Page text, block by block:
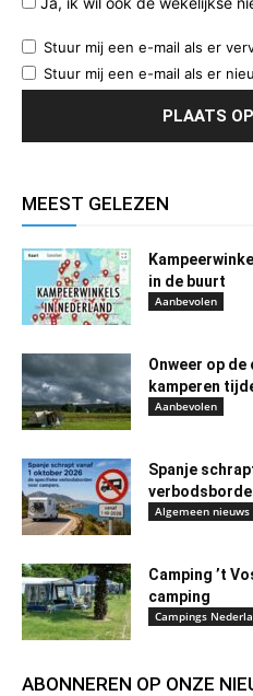
Stuur mij een e-mail als er
Stuur mij een e-mail als er
MEEST GELEZEN
in de buurt
Aanbevolen
Onweer op
kamperen
Aanbevolen
Spanje
Algemeen nieuws
Camping ’t
camping
Campings
ABONNEREN OP ONZE